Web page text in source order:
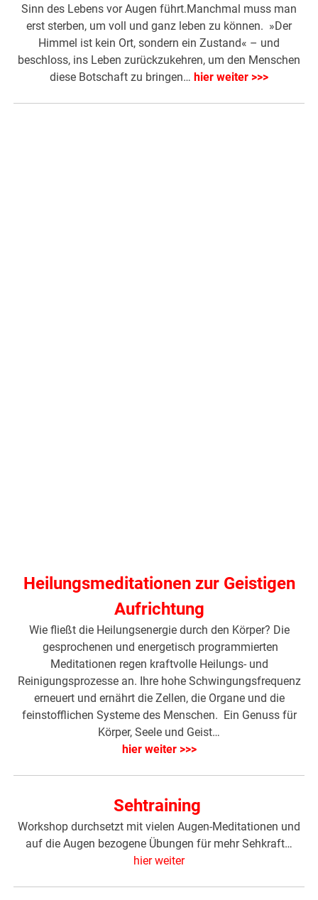
Sinn des Lebens vor Augen führt.Manchmal muss man
erst sterben, um voll und ganz leben zu können. »Der
Himmel ist kein Ort, sondern ein Zustand« – und
beschloss, ins Leben zurückzukehren, um den Menschen
diese Botschaft zu bringen… hier weiter >>>
Heilungsmeditationen zur Geistigen
Aufrichtung
Wie fließt die Heilungsenergie durch den Körper? Die
gesprochenen und energetisch programmierten
Meditationen regen kraftvolle Heilungs- und
Reinigungsprozesse an. Ihre hohe Schwingungsfrequenz
erneuert und ernährt die Zellen, die Organe und die
feinstofflichen Systeme des Menschen. Ein Genuss für
Körper, Seele und Geist…
hier weiter >>>
Sehtraining
Workshop durchsetzt mit vielen Augen-Meditationen und
auf die Augen bezogene Übungen für mehr Sehkraft…
hier weiter